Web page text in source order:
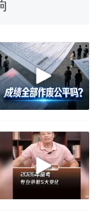
多强？
分钟抢收完
考试，成绩